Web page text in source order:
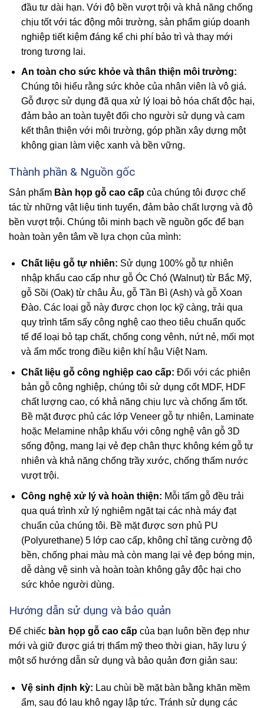
đầu tư dài hạn. Với độ bền vượt trội và khả năng chống
chịu tốt với tác động môi trường, sản phẩm giúp doanh
nghiệp tiết kiệm đáng kể chi phí bảo trì và thay mới
trong tương lai.
An toàn cho sức khỏe và thân thiện môi trường:
Chúng tôi hiểu rằng sức khỏe của nhân viên là vô giá.
Gỗ được sử dụng đã qua xử lý loại bỏ hóa chất độc hại,
đảm bảo an toàn tuyệt đối cho người sử dụng và cam
kết thân thiện với môi trường, góp phần xây dựng một
không gian làm việc xanh và bền vững.
Thành phần & Nguồn gốc
Sản phẩm Bàn họp gỗ cao cấp của chúng tôi được chế
tác từ những vật liệu tinh tuyển, đảm bảo chất lượng và độ
bền vượt trội. Chúng tôi minh bạch về nguồn gốc để bạn
hoàn toàn yên tâm về lựa chọn của mình:
Chất liệu gỗ tự nhiên: Sử dụng 100% gỗ tự nhiên
nhập khẩu cao cấp như gỗ Óc Chó (Walnut) từ Bắc Mỹ,
gỗ Sồi (Oak) từ châu Âu, gỗ Tần Bì (Ash) và gỗ Xoan
Đào. Các loại gỗ này được chọn lọc kỹ càng, trải qua
quy trình tẩm sấy công nghệ cao theo tiêu chuẩn quốc
tế để loại bỏ tạp chất, chống cong vênh, nứt nẻ, mối mọt
và ẩm mốc trong điều kiện khí hậu Việt Nam.
Chất liệu gỗ công nghiệp cao cấp: Đối với các phiên
bản gỗ công nghiệp, chúng tôi sử dụng cốt MDF, HDF
chất lượng cao, có khả năng chịu lực và chống ẩm tốt.
Bề mặt được phủ các lớp Veneer gỗ tự nhiên, Laminate
hoặc Melamine nhập khẩu với công nghệ vân gỗ 3D
sống động, mang lại vẻ đẹp chân thực không kém gỗ tự
nhiên và khả năng chống trầy xước, chống thấm nước
vượt trội.
Công nghệ xử lý và hoàn thiện: Mỗi tấm gỗ đều trải
qua quá trình xử lý nghiêm ngặt tại các nhà máy đạt
chuẩn của chúng tôi. Bề mặt được sơn phủ PU
(Polyurethane) 5 lớp cao cấp, không chỉ tăng cường độ
bền, chống phai màu mà còn mang lại vẻ đẹp bóng mịn,
dễ dàng vệ sinh và hoàn toàn không gây độc hại cho
sức khỏe người dùng.
Hướng dẫn sử dụng và bảo quản
Để chiếc bàn họp gỗ cao cấp của bạn luôn bền đẹp như
mới và giữ được giá trị thẩm mỹ theo thời gian, hãy lưu ý
một số hướng dẫn sử dụng và bảo quản đơn giản sau:
Vệ sinh định kỳ: Lau chùi bề mặt bàn bằng khăn mềm
ẩm, sau đó lau khô ngay lập tức. Tránh sử dụng các